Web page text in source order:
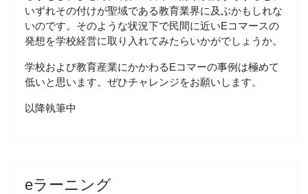
いずれその付けが聖域である教育業界に及ぶかもしれな
いのです。そのような状況下で民間に近いEコマースの
発想を学校経営に取り入れてみたらいかがでしょうか。
学校および教育産業にかかわるEコマーの事例は極めて
低いと思います。ぜひチャレンジをお願いします。
以降執筆中
eラーニング